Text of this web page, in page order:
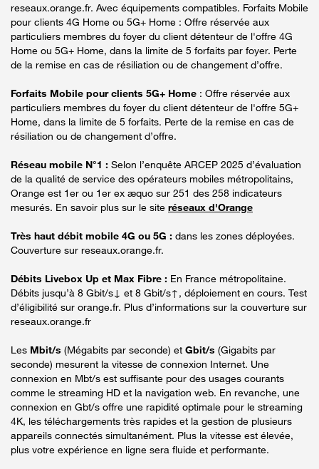
reseaux.orange.fr. Avec équipements compatibles. Forfaits Mobile
pour clients 4G Home ou 5G+ Home : Offre réservée aux
particuliers membres du foyer du client détenteur de l'offre 4G
Home ou 5G+ Home, dans la limite de 5 forfaits par foyer. Perte
de la remise en cas de résiliation ou de changement d’offre.
Forfaits Mobile pour clients 5G+ Home : Offre réservée aux
particuliers membres du foyer du client détenteur de l'offre 5G+
Home, dans la limite de 5 forfaits. Perte de la remise en cas de
résiliation ou de changement d’offre.
Réseau mobile N°1 : Selon l’enquête ARCEP 2025 d’évaluation
de la qualité de service des opérateurs mobiles métropolitains,
Orange est 1er ou 1er ex æquo sur 251 des 258 indicateurs
mesurés. En savoir plus sur le site réseaux d'Orange
Très haut débit mobile 4G ou 5G : dans les zones déployées.
Couverture sur reseaux.orange.fr.
Débits Livebox Up et Max Fibre : En France métropolitaine.
Débits jusqu’à 8 Gbit/s↓ et 8 Gbit/s↑, déploiement en cours. Test
d’éligibilité sur orange.fr. Plus d’informations sur la couverture sur
reseaux.orange.fr
Les Mbit/s (Mégabits par seconde) et Gbit/s (Gigabits par
seconde) mesurent la vitesse de connexion Internet. Une
connexion en Mbt/s est suffisante pour des usages courants
comme le streaming HD et la navigation web. En revanche, une
connexion en Gbt/s offre une rapidité optimale pour le streaming
4K, les téléchargements très rapides et la gestion de plusieurs
appareils connectés simultanément. Plus la vitesse est élevée,
plus votre expérience en ligne sera fluide et performante.